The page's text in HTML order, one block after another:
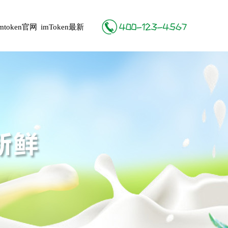
官网
地址
imToken最新
版